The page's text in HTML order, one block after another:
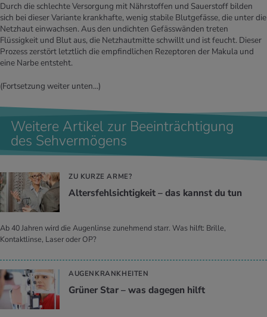
Durch die schlechte Versorgung mit Nährstoffen und Sauerstoff bilden
sich bei dieser Variante krankhafte, wenig stabile Blutgefässe, die unter die
Netzhaut einwachsen. Aus den undichten Gefässwänden treten
Flüssigkeit und Blut aus, die Netzhautmitte schwillt und ist feucht. Dieser
Prozess zerstört letztlich die empfindlichen Rezeptoren der Makula und
eine Narbe entsteht.
(Fortsetzung weiter unten…)
Weitere Artikel zur Beeinträchtigung
des Sehvermögens
ZU KURZE ARME?
Al­ters­fehl­sich­tig­keit – das kannst du tun
Ab 40 Jahren wird die Augenlinse zunehmend starr. Was hilft: Brille,
Kontaktlinse, Laser oder OP?
AUGENKRANKHEITEN
Grü­ner Star – was da­ge­gen hilft